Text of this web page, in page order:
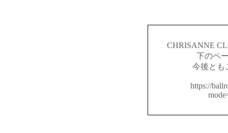
CHRISANNE
下のペ
今後とも
https://